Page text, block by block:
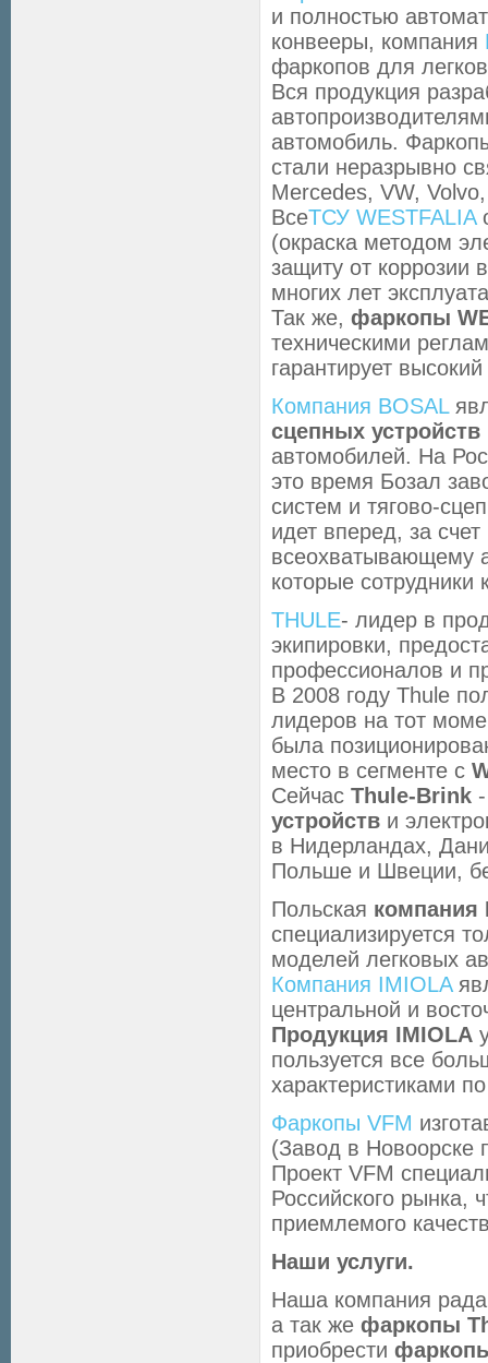
и полностью
конвееры, компания
фаркопов для
Вся продукция
автомобиль.
стали неразрывно
Mercedes, VW,
ВсеТСУ WESTFALIA
(окраска методом
защиту от коррозии
многих лет
Так же, фаркопы
техническими
гарантирует
Компания BOSAL
сцепных устройств
автомобилей. На
это время Бозал
систем и тягово-
идет вперед, за
всеохватывающему
которые
THULE- лидер в
экипировки,
профессионалов и
В 2008 году Thule
лидеров на тот
была
место в сегменте с
Сейчас Thule-Brink
устройств и
в Нидерландах,
Польше и Швеции,
Польская компания
специализируется
моделей легковых
Компания IMIOLA
центральной и
Продукция IMIOLA
пользуется все
характеристиками
Фаркопы VFM
(Завод в Новоорске
Проект VFM
Российского рынка,
приемлемого
Наши услуги.
Наша компания
а так же фаркопы
приобрести